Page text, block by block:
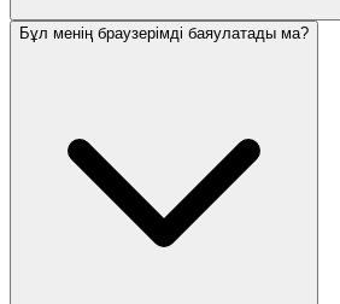
Бұл менің браузерімді баяулатады ма?